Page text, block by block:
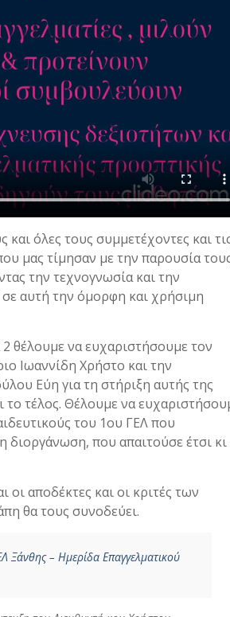
όλες τους συμμετέχοντες και
μας τίμησαν με την παρουσία
την τεχνογνωσία και την
αυτή την όμορφη και χρήσιμη
θέλουμε να ευχαριστήσουμε τον
Ιωαννίδη Χρήστο και την
Εύη για τη στήριξη αυτής της
τέλος. Θέλουμε να
του 1ου ΓΕΛ που
που απαιτούσε έτσι κι
οι αποδέκτες και οι κριτές των
θα τους συνοδεύει.
Ξάνθης – Ημερίδα Επαγγελματικού